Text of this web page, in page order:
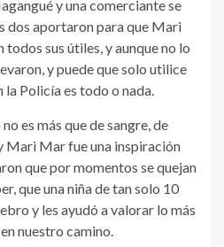
y una comerciante se
dos aportaron para que Mari
sus útiles, y aunque no lo
y puede que solo utilice
la Policía es todo o nada.
es más que de sangre, de
Mari Mar fue una inspiración
que por momentos se quejan
que una niña de tan solo 10
y les ayudó a valorar lo más
nuestro camino.